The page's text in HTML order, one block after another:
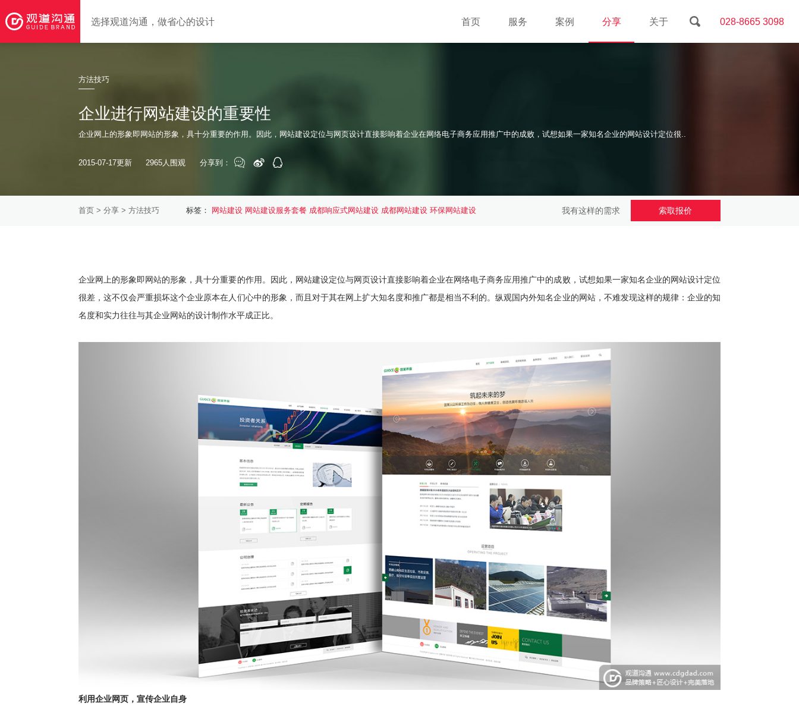
选择观道沟通，做省心的设计 028-8665 3098
首页 服务 案例 分享 关于
方法技巧
企业进行网站建设的重要性
企业网上的形象即网站的形象，具十分重要的作用。因此，网站建设定位与网页设计直接影响着企业在网络电子商务应用推广中的成败，试想如果一家知名企业的网站设计定位很..
2015-07-17更新 2965人围观 分享到：
首页 > 分享 > 方法技巧 标签： 网站建设 网站建设服务套餐 成都响应式网站建设 成都网站建设 环保网站建设 我有这样的需求 索取报价
企业网上的形象即网站的形象，具十分重要的作用。因此，网站建设定位与网页设计直接影响着企业在网络电子商务应用推广中的成败，试想如果一家知名企业的网站设计定位
很差，这不仅会严重损坏这个企业原本在人们心中的形象，而且对于其在网上扩大知名度和推广都是相当不利的。纵观国内外知名企业的网站，不难发现这样的规律：企业的知
名度和实力往往与其企业网站的设计制作水平成正比。
利用企业网页，宣传企业自身